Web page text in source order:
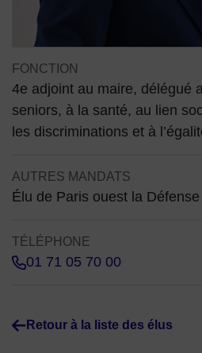
Contenu de la
FONCTION
4e adjoint au maire, délégué
seniors, à la santé, au lien
les discriminations et à
AUTRES MANDATS
Élu de Paris ouest la Défense
TÉLÉPHONE
01 71 05 70 00
Retour à la liste des élus